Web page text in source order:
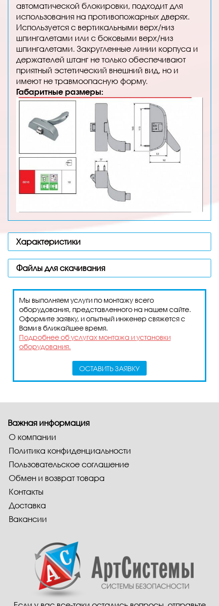
автоматической блокировки, подходит для
использования на противопожарных дверях.
Используется с вертикальными верх/низ
шпингалетами или с боковыми верх/низ
шпингалетами. Закругленные линии корпуса и
держателей штанг не только обеспечивают
приятный эстетический внешний вид, но и
имеют не травмоопасную форму.
Габаритные размеры:
Характеристики
Файлы для скачивания
ОСТАВИТЬ ЗАЯВКУ
Мы выполняем услуги по монтажу всего
оборудования, представленного на нашем сайте.
Оформите заявку, и опытный инженер свяжется с
Вами в ближайшее время.
Подробнее об услугах монтажа и установки
оборудования.
Важная информация
О компании
Политика конфиденциальности
Пользовательское соглашение
Обмен и возврат товара
Контакты
Доставка
Вакансии